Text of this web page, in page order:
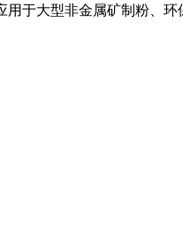
于大型非金属矿制粉、